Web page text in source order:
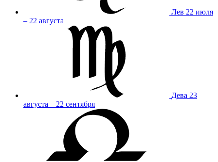
Лев 22 июля
– 22 августа
Дева 23
августа – 22 сентября